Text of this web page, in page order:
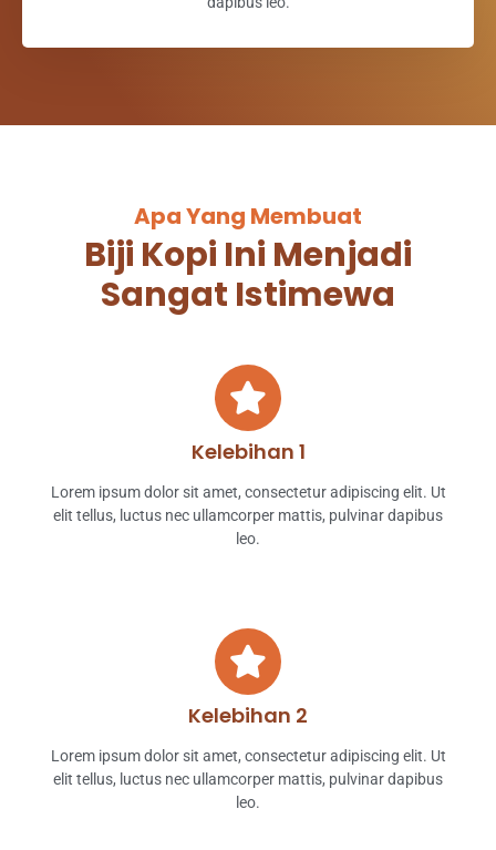
Apa Yang Membuat
Biji Kopi Ini Menjadi
Sangat Istimewa
Kelebihan 1
Lorem ipsum dolor sit amet, consectetur adipiscing elit. Ut
elit tellus, luctus nec ullamcorper mattis, pulvinar dapibus
leo.
Kelebihan 2
Lorem ipsum dolor sit amet, consectetur adipiscing elit. Ut
elit tellus, luctus nec ullamcorper mattis, pulvinar dapibus
leo.